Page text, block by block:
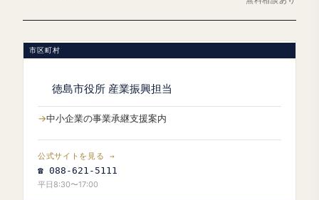
市区町村
徳島市役所 産業振興担当
中小企業の事業承継支援案内
公式サイトを見る →
☎ 088-621-5111
平日8:30〜17:00